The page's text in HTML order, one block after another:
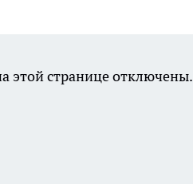
этой странице отключены.